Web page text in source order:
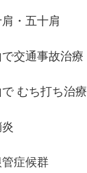
肩・五十肩
交通事故治療
むち打ち治療
症候群